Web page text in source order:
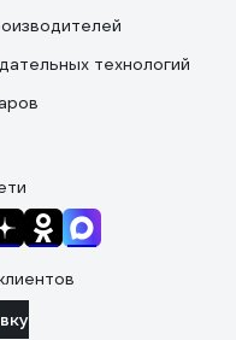
технологий